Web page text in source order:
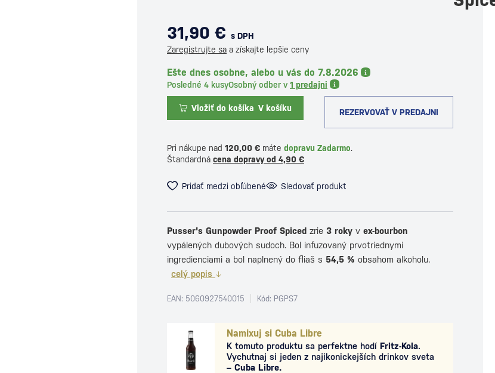
31,90 € s DPH
Zaregistrujte sa a získajte lepšie ceny
Ešte dnes osobne, alebo u vás do 7.8.2026
Posledné 4 kusyOsobný odber v 1 predajni
Vložiť do košíka V košíku REZERVOVAŤ V PREDAJNI
Pri nákupe nad 120,00 € máte dopravu Zadarmo.
Štandardná cena dopravy od 4,90 €
Pridať medzi obľúbené Sledovať produkt
Namixuj si Cuba Libre
K tomuto produktu sa perfektne hodí Fritz-Kola.
Vychutnaj si jeden z najikonickejších drinkov sveta
– Cuba Libre.
Pusser's Gunpowder Proof Spiced zrie 3 roky v ex-bourbon
vypálených dubových sudoch. Bol infuzovaný prvotriednymi
ingredienciami a bol naplnený do fliaš s 54,5 % obsahom alkoholu.
celý popis
EAN: 5060927540015 Kód: PGPS7